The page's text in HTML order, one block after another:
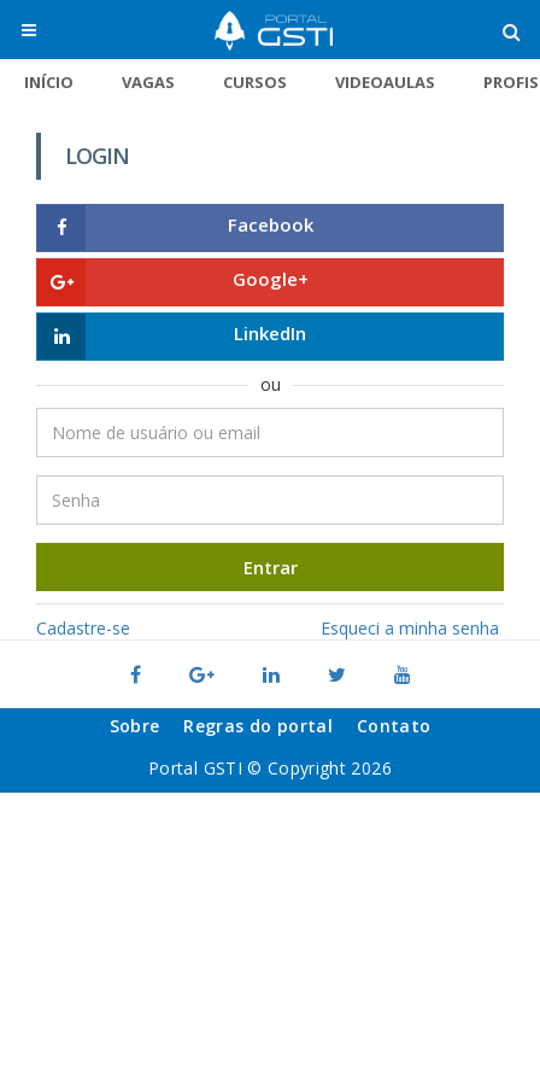
INÍCIO VAGAS CURSOS VIDEOAULAS
LOGIN
Facebook
Google+
LinkedIn
ou
Entrar
Cadastre-se Esqueci a minha senha
Sobre Regras do portal
Contato
Portal GSTI © Copyright 2026